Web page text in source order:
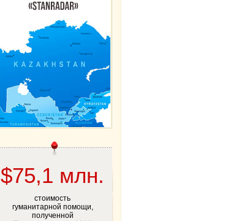
$75,1 млн.
стоимость
гуманитарной помощи,
полученной